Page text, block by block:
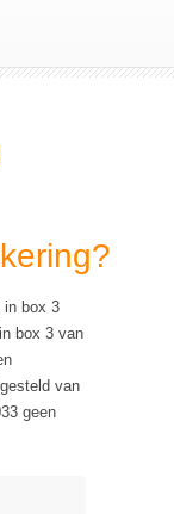
in box 3
box 3 van
van
geen